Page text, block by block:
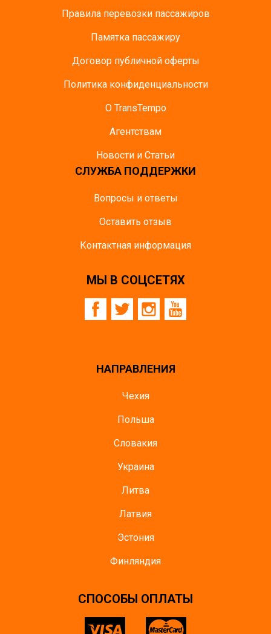
Правила перевозки пассажиров
Памятка пасcажиру
Договор публичной оферты
Политика конфиденциальности
О TransTempo
Агентствам
Новости и Статьи
СЛУЖБА ПОДДЕРЖКИ
Вопросы и ответы
Оставить отзыв
Контактная информация
МЫ В СОЦСЕТЯХ
НАПРАВЛЕНИЯ
Чехия
Польша
Словакия
Украина
Литва
Латвия
Эстония
Финляндия
CПОСОБЫ ОПЛАТЫ